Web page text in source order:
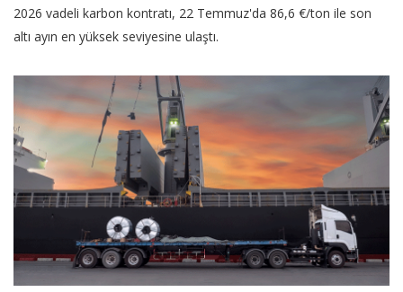
2026 vadeli karbon kontratı, 22 Temmuz'da 86,6 €/ton ile son
altı ayın en yüksek seviyesine ulaştı.